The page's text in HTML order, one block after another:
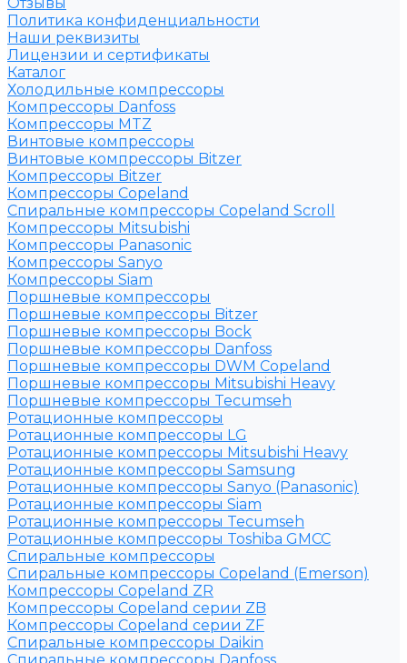
Политика конфиденциальности
Наши реквизиты
Лицензии и сертификаты
Каталог
Холодильные компрессоры
Компрессоры Danfoss
Компрессоры MTZ
Винтовые компрессоры
Винтовые компрессоры Bitzer
Компрессоры Bitzer
Компрессоры Copeland
Спиральные компрессоры Copeland Scroll
Компрессоры Mitsubishi
Компрессоры Panasonic
Компрессоры Sanyo
Компрессоры Siam
Поршневые компрессоры
Поршневые компрессоры Bitzer
Поршневые компрессоры Bock
Поршневые компрессоры Danfoss
Поршневые компрессоры DWM Copeland
Поршневые компрессоры Mitsubishi Heavy
Поршневые компрессоры Tecumseh
Ротационные компрессоры
Ротационные компрессоры LG
Ротационные компрессоры Mitsubishi Heavy
Ротационные компрессоры Samsung
Ротационные компрессоры Sanyo (Panasonic)
Ротационные компрессоры Siam
Ротационные компрессоры Tecumseh
Ротационные компрессоры Toshiba GMCC
Спиральные компрессоры
Спиральные компрессоры Copeland (Emerson)
Компрессоры Copeland ZR
Компрессоры Copeland серии ZB
Компрессоры Copeland серии ZF
Спиральные компрессоры Daikin